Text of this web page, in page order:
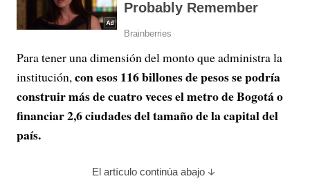
Para tener una dimensión del monto que administra la
institución,con esos 116 billones de pesos se podría
construir más de cuatro veces el metro de Bogotá o
financiar 2,6 ciudades del tamaño de la capital del
país.
El artículo continúa abajo